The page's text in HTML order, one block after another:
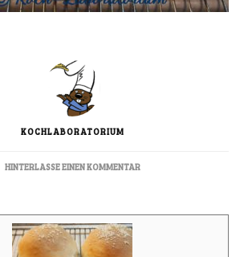
KOCHLABORATORIUM
HINTERLASSE EINEN KOMMENTARZU